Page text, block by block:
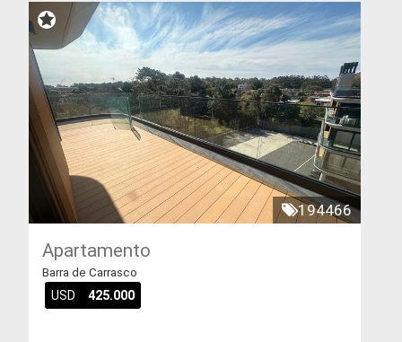
194466
Apartamento
Barra de Carrasco
USD 425.000